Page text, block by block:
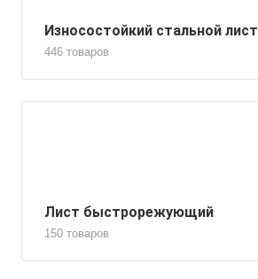
Износостойкий стальной лист
446 товаров
Лист быстрорежующий
150 товаров